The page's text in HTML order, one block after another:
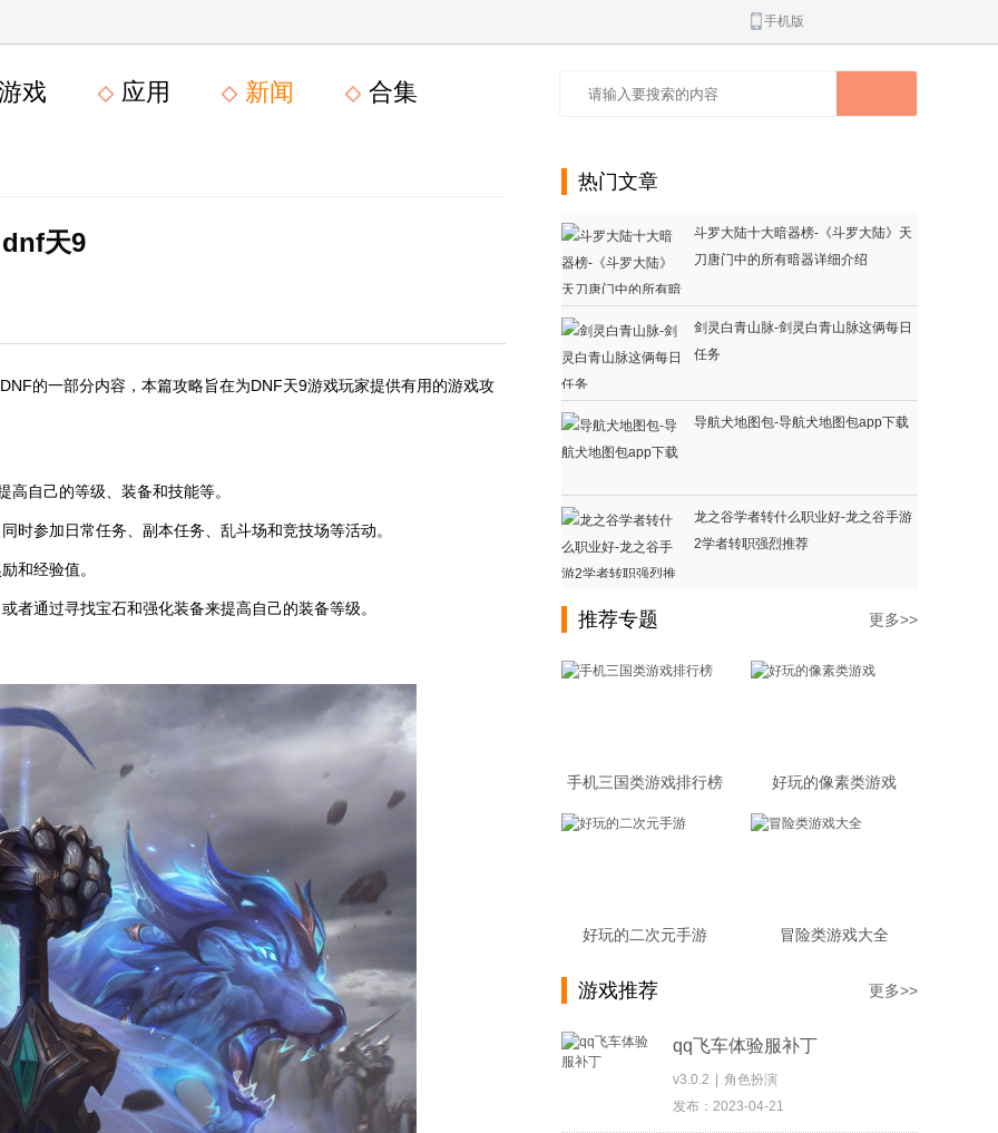
手机版
戏 应用 新闻 合集
dnf天9
的一部分内容，本篇攻略旨在为DNF天9游戏玩家提供有用的游戏攻
自己的等级、装备和技能等。
时参加日常任务、副本任务、乱斗场和竞技场等活动。
和经验值。
者通过寻找宝石和强化装备来提高自己的装备等级。
热门文章
斗罗大陆十大暗器榜-《斗罗大陆》天
刀唐门中的所有暗器详细介绍
剑灵白青山脉-剑灵白青山脉这俩每日
任务
导航犬地图包-导航犬地图包app下载
龙之谷学者转什么职业好-龙之谷手游
2学者转职强烈推荐
推荐专题 更多>>
手机三国类游戏排行榜 好玩的像素类游戏
好玩的二次元手游 冒险类游戏大全
游戏推荐 更多>>
qq飞车体验服补丁
v3.0.2
角色扮演
发布：2023-04-21